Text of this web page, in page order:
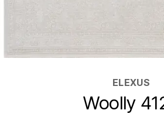
ELEXUS
Woolly